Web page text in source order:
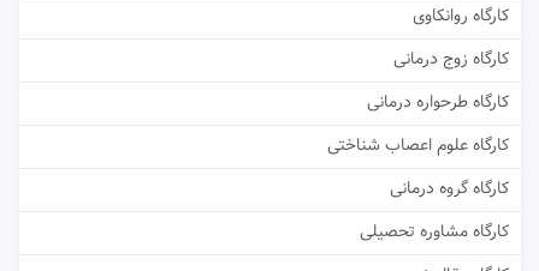
کارگاه روانکاوی
کارگاه زوج درمانی
کارگاه طرحواره درمانی
کارگاه علوم اعصاب شناختی
کارگاه گروه درمانی
کارگاه مشاوره تحصیلی